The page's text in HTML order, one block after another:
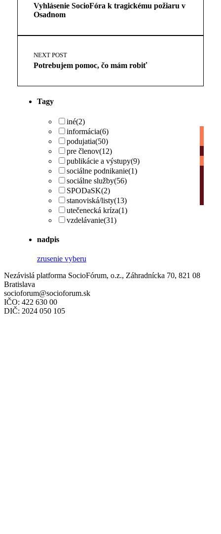
Vyhlásenie SocioFóra k tragickému požiaru v
Osadnom
NEXT POST
Potrebujem pomoc, čo mám robiť
Tagy
iné(2)
informácia(6)
podujatia(50)
pre členov(12)
publikácie a výstupy(9)
sociálne podnikanie(1)
sociálne služby(56)
SPODaSK(2)
stanoviská/listy(13)
utečenecká kríza(1)
vzdelávanie(31)
nadpis
zrusenie vyberu
Nezávislá platforma SocioFórum, o.z., Záhradnícka 70, 821 08
Bratislava
socioforum@socioforum.sk
IČO: 422 630 00
DIČ: 2024 050 105